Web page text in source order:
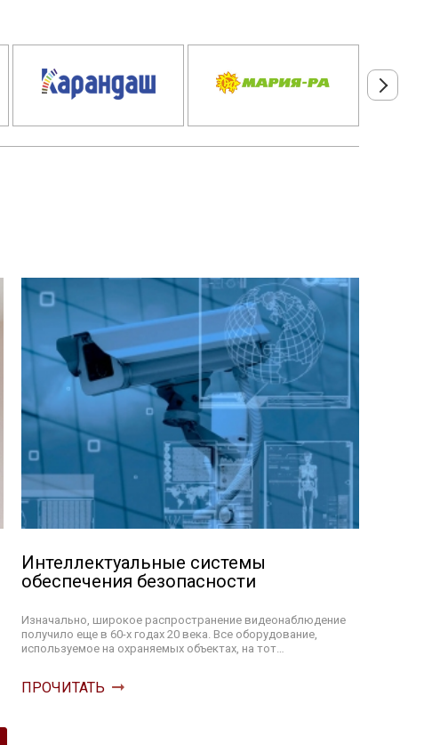
Интеллектуальные системы
обеспечения безопасности
Изначально, широкое распространение видеонаблюдение
получило еще в 60-х годах 20 века. Все оборудование,
используемое на охраняемых объектах, на тот…
ПРОЧИТАТЬ